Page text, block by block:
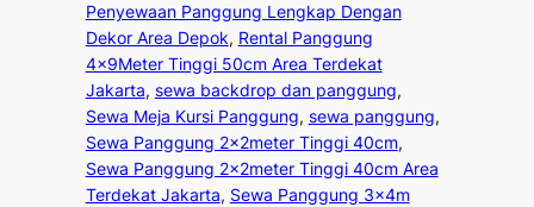
Penyewaan Panggung Lengkap Dengan
Dekor Area Depok, Rental Panggung
4x9Meter Tinggi 50cm Area Terdekat
Jakarta, sewa backdrop dan panggung
Sewa Meja Kursi Panggung, sewa panggung
Sewa Panggung 2x2meter Tinggi 40cm
Sewa Panggung 2x2meter Tinggi 40cm Area
Terdekat Jakarta, Sewa Panggung 3x4m